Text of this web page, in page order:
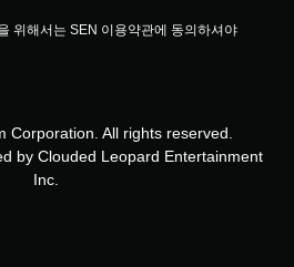
위해서는 SEN 이용약관에 동의하셔야
Corporation. All rights reserved.
by Clouded Leopard Entertainment
Inc.